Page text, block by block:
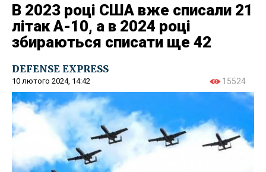
В 2023 році США вже списали 21
літак А-10, а в 2024 році
збираються списати ще 42
DEFENSE EXPRESS
10 лютого 2024, 14:42 15524